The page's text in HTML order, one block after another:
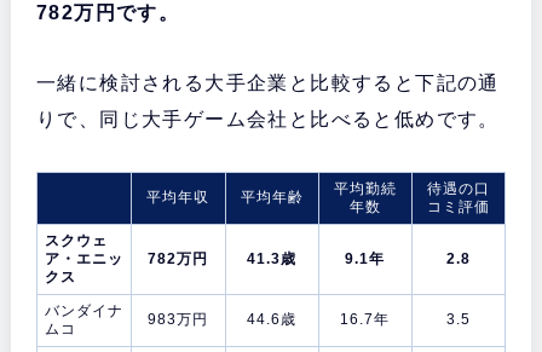
782万円です。
一緒に検討される大手企業と比較すると下記の通
りで、同じ大手ゲーム会社と比べると低めです。
平均年収 平均年齢
平均勤続
年数
待遇の口
コミ評価
スクウェ
ア・エニッ
クス
782万円 41.3歳 9.1年 2.8
バンダイナ
ムコ
983万円 44.6歳 16.7年 3.5